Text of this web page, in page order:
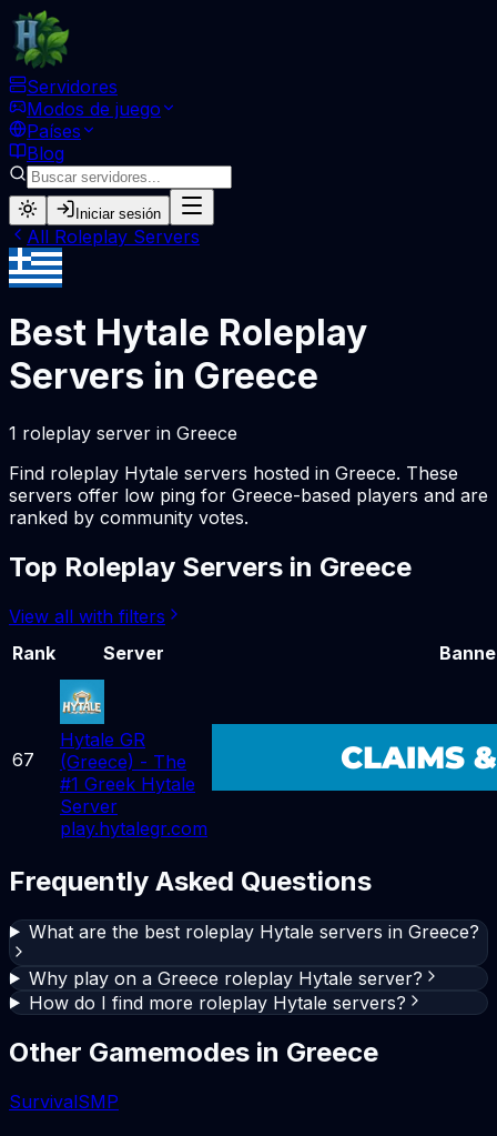
Servidores
Modos de juego
Países
Blog
Iniciar sesión
All Roleplay Servers
Best Hytale Roleplay
Servers in Greece
1 roleplay server in Greece
Find roleplay Hytale servers hosted in Greece. These
servers offer low ping for Greece-based players and are
ranked by community votes.
Top Roleplay Servers in Greece
View all with filters
Rank
Server
67
Hytale GR
(Greece) - The
#1 Greek Hytale
Server
play.hytalegr.com
Frequently Asked Questions
What are the best roleplay Hytale servers in Greece?
Why play on a Greece roleplay Hytale server?
How do I find more roleplay Hytale servers?
Other Gamemodes in Greece
SurvivalSMP